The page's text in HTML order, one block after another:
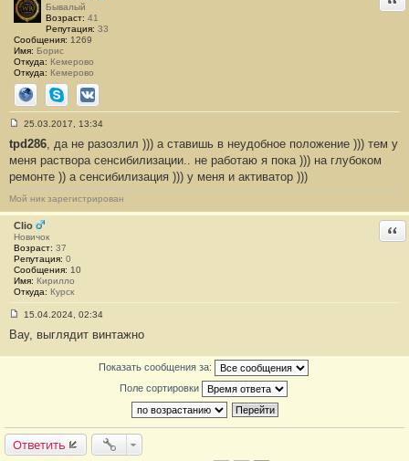
е
н
и
е
#
3
6
Бывалый
Возраст: 41
Репутация: 33
Сообщения: 1269
Имя: Борис
Откуда: Кемерово
Откуда: Кемерово
СайтSkypeВКонтакте
о
б
щ
н
#
3
7
25.03.2017, 13:34
tpd286 , да не разозлил ))) а ставишь в неудобное положение ))) тем у
меня раствора сенсибилизации.. не работаю я пока ))) на глубоком
ремонте )) а сенсибилизация ))) у меня и активатор )))
Мой ник зарегистрирован
Clio
Новичок
Возраст: 37
Репутация: 0
Сообщения: 10
Имя: Кирилло
Откуда: Курск
о
о
б
3
8
15.04.2024, 02:34
Вау, выглядит винтажно
Показать сообщения за:
Поле сортировки
Ответить